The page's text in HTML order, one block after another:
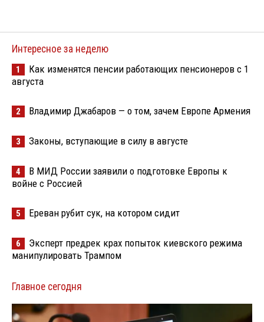
Интересное за неделю
1
Как изменятся пенсии работающих пенсионеров с 1
августа
2 Владимир Джабаров — о том, зачем Европе Армения
3 Законы, вступающие в силу в августе
4
В МИД России заявили о подготовке Европы к
войне с Россией
5 Ереван рубит сук, на котором сидит
6
Эксперт предрек крах попыток киевского режима
манипулировать Трампом
Главное сегодня